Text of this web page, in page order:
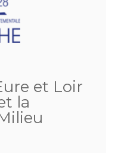
et Loir
la